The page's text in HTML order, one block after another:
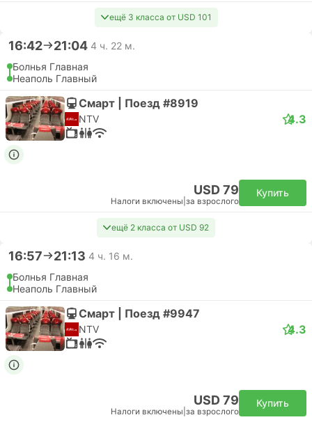
ещё 3 класса от USD 101
16:42 21:04 4 ч. 22 м.
Болнья Главная
Неаполь Главный
Смарт | Поезд #8919
NTV 4.3
USD 79
Налоги включены за взрослого
Купить
ещё 2 класса от USD 92
16:57 21:13 4 ч. 16 м.
Болнья Главная
Неаполь Главный
Смарт | Поезд #9947
NTV 4.3
USD 79
Налоги включены за взрослого
Купить